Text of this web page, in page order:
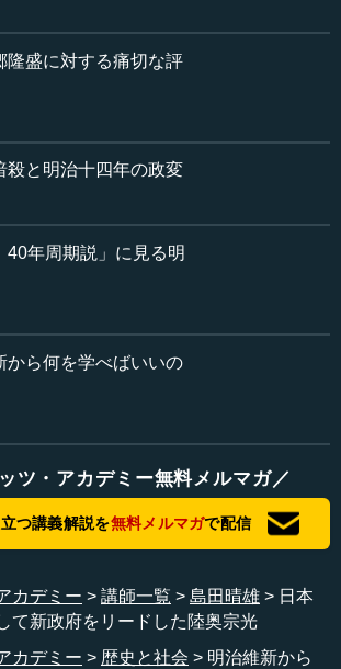
隆盛に対する痛切な評
殺と明治十四年の政変
40年周期説」に見る明
から何を学べばいいの
ツ・アカデミー無料メルマガ／
つ講義解説を無料メルマガで配信
カデミー 講師一覧 島田晴雄
日本
て新政府をリードした陸奥宗光
カデミー
歴史と社会
明治維新から